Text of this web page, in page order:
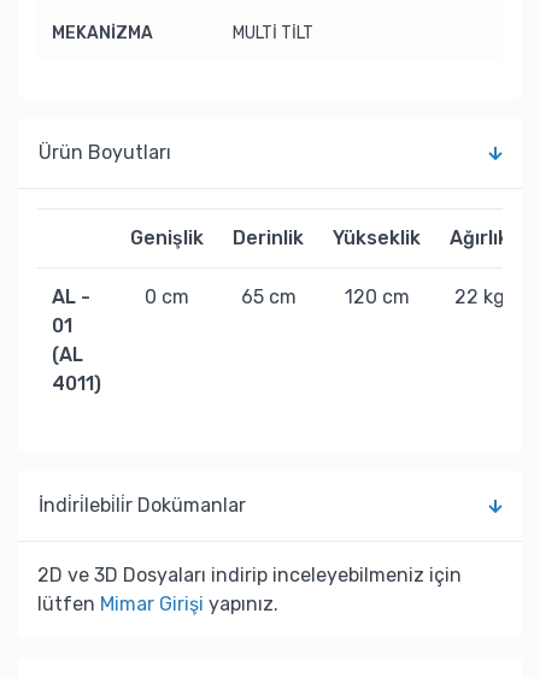
MEKANİZMA MULTİ TİLT
Ürün Boyutları
Genişlik Derinlik Yükseklik Ağırlık
AL -
01
(AL
4011)
0 cm 65 cm 120 cm 22 kg
İndi̇ri̇lebi̇li̇r Dokümanlar
2D ve 3D Dosyaları indirip inceleyebilmeniz için
lütfen Mimar Girişi yapınız.